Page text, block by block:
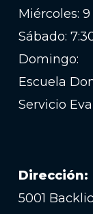
Miércoles: 9
Sábado:
Domingo:
Escuela
Servicio
Dirección:
5001